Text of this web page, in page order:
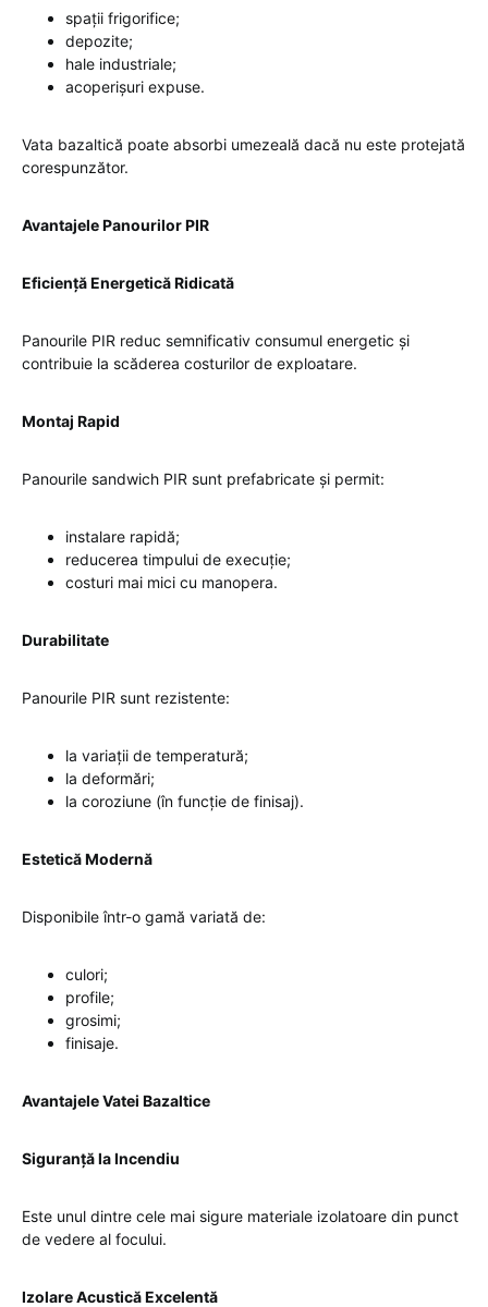
spații frigorifice;
depozite;
hale industriale;
acoperișuri expuse.
Vata bazaltică poate absorbi umezeală dacă nu este protejată
corespunzător.
Avantajele Panourilor PIR
Eficiență Energetică Ridicată
Panourile PIR reduc semnificativ consumul energetic și
contribuie la scăderea costurilor de exploatare.
Montaj Rapid
Panourile sandwich PIR sunt prefabricate și permit:
instalare rapidă;
reducerea timpului de execuție;
costuri mai mici cu manopera.
Durabilitate
Panourile PIR sunt rezistente:
la variații de temperatură;
la deformări;
la coroziune (în funcție de finisaj).
Estetică Modernă
Disponibile într-o gamă variată de:
culori;
profile;
grosimi;
finisaje.
Avantajele Vatei Bazaltice
Siguranță la Incendiu
Este unul dintre cele mai sigure materiale izolatoare din punct
de vedere al focului.
Izolare Acustică Excelentă